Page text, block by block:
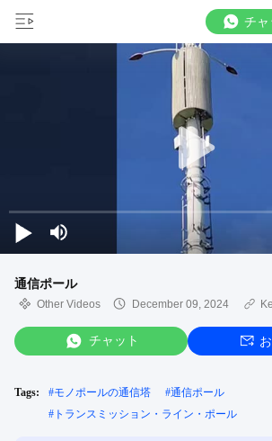
チャ
通信ポール
Other Videos December 09, 2024
チャット
Tags: #モノポールの通信塔 #通信ポール
# トランスミッション・ライン・ポール